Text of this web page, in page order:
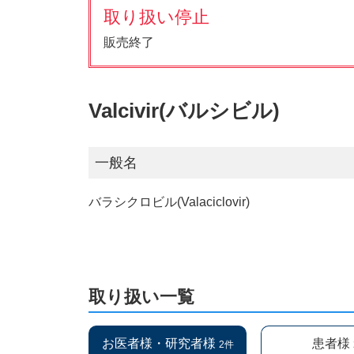
取り扱い停止
販売終了
Valcivir(バルシビル)
一般名
バラシクロビル(Valaciclovir)
取り扱い一覧
お医者様・研究者様 2件 患者様